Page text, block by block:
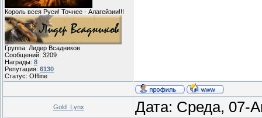
Король всея Руси! Точнее - Алагейзии!!!
Группа: Лидер Всадников
Сообщений: 3209
Награды: 8
Репутация: 6130
Статус: Offline
Gold_Lynx Дата: Среда, 07-